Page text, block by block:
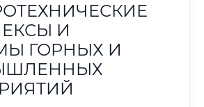
И
ГОРНЫХ И